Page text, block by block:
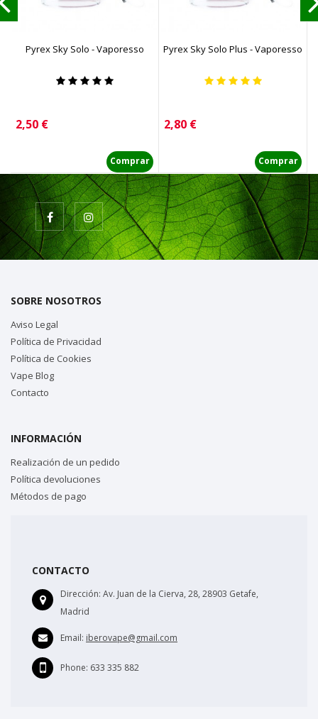
Pyrex Sky Solo - Vaporesso
Precio
2,50 €
Comprar
Pyrex Sky Solo Plus - Vaporesso
Precio
2,80 €
Comprar
SOBRE NOSOTROS
Aviso Legal
Política de Privacidad
Política de Cookies
Vape Blog
Contacto
INFORMACIÓN
Realización de un pedido
Política devoluciones
Métodos de pago
CONTACTO
Dirección: Av. Juan de la Cierva, 28, 28903 Getafe,
Madrid
Email: iberovape@gmail.com
Phone: 633 335 882